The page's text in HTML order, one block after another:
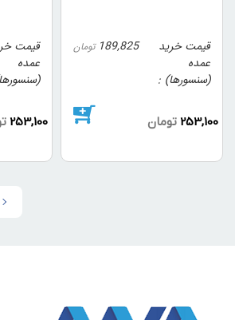
قیمت خرید
عمده
(سنسورها)
189,825 تومان
253,100 تومان
قیمت
عمده
253,100